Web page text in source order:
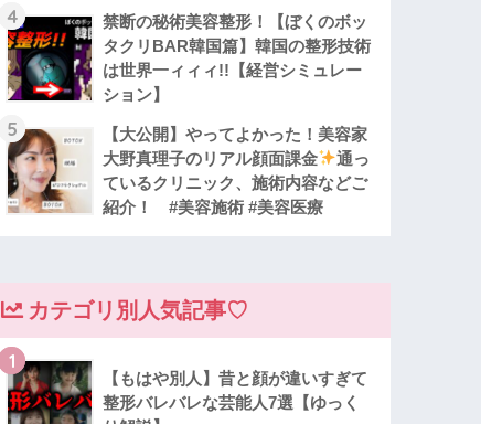
4
禁断の秘術美容整形！【ぼくのボッ
タクリBAR韓国篇】韓国の整形技術
は世界一ィィィ!!【経営シミュレー
ション】
5
【大公開】やってよかった！美容家
大野真理子のリアル顔面課金
通っ
ているクリニック、施術内容などご
紹介！ #美容施術 #美容医療
カテゴリ別人気記事♡
1
【もはや別人】昔と顔が違いすぎて
整形バレバレな芸能人7選【ゆっく